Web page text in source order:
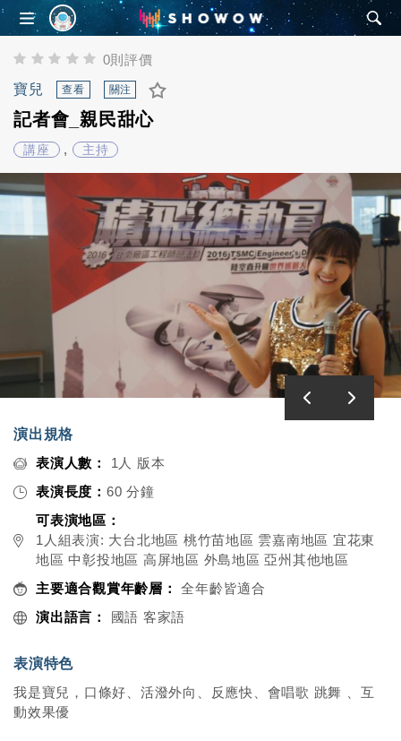
0則評價
寶兒
查看 關注
記者會_親民甜心
講座 , 主持
演出規格
表演人數：
1人 版本
表演長度： 60 分鐘
可表演地區：
1人組表演: 大台北地區 桃竹苗地區 雲嘉南地區 宜花東
地區 中彰投地區 高屏地區 外島地區 亞州其他地區
主要適合觀賞年齡層：
全年齡皆適合
演出語言：
國語 客家語
表演特色
我是寶兒，口條好、活潑外向、反應快、會唱歌 跳舞 、互
動效果優